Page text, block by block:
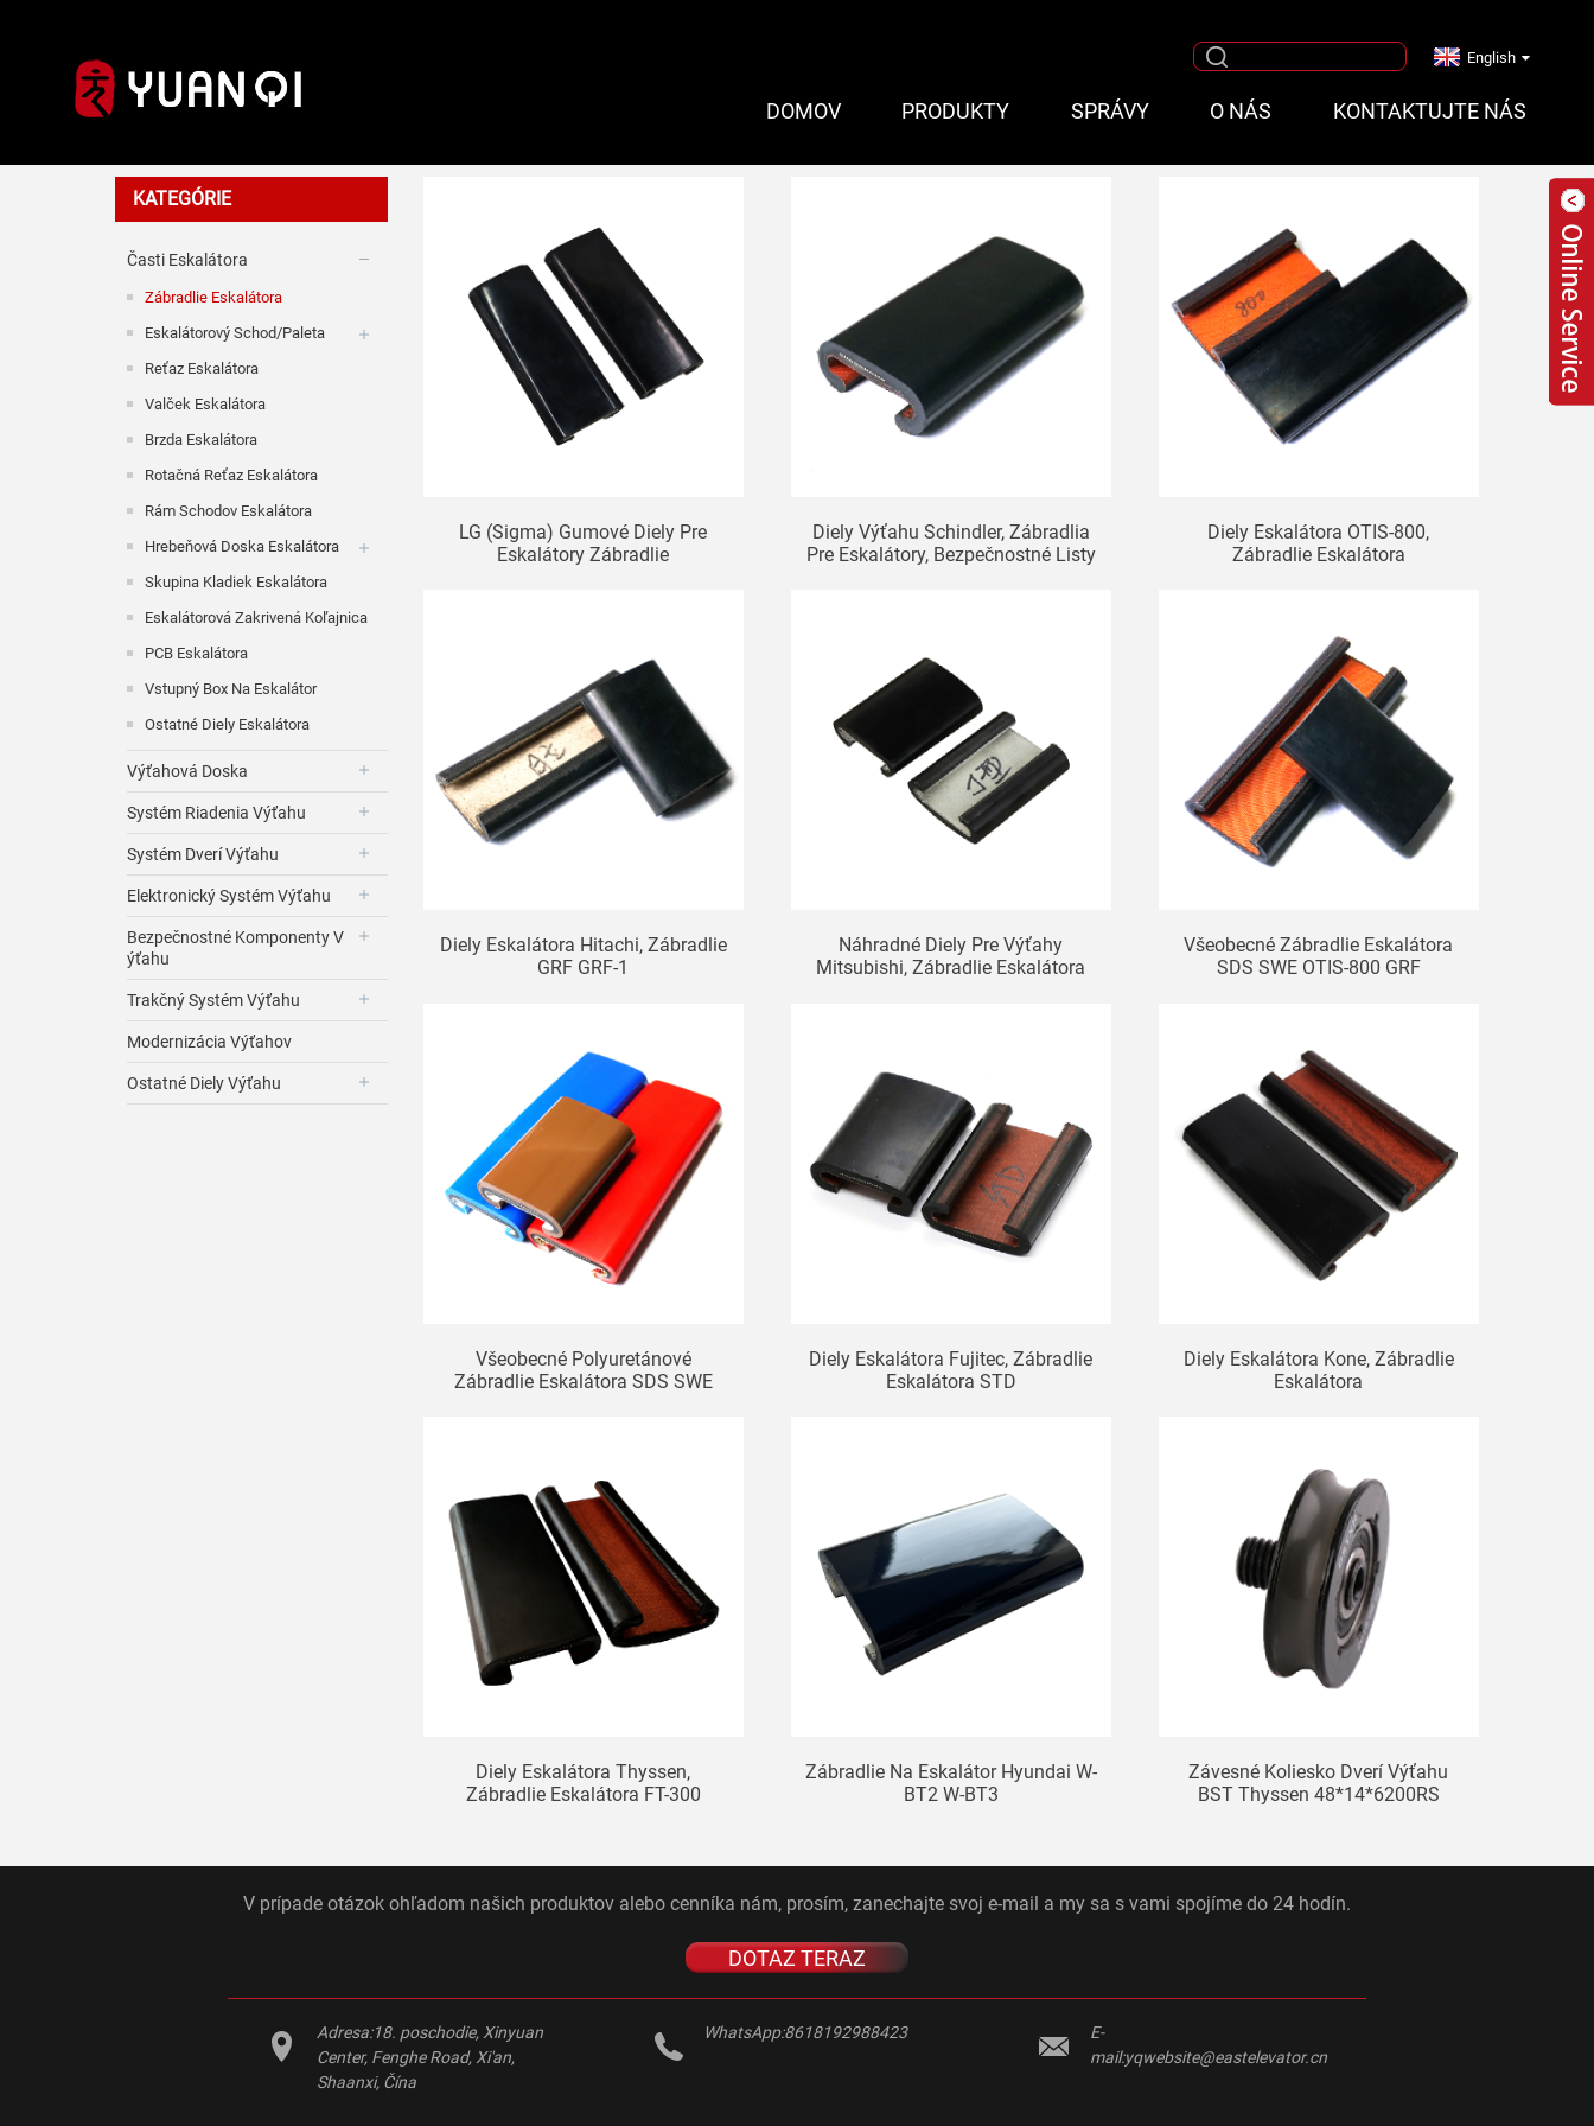
DOMOV PRODUKTY SPRÁVY O NÁS KONTAKTUJTE NÁS
English
KATEGÓRIE
Časti Eskalátora
Zábradlie Eskalátora
Eskalátorový Schod/paleta
Reťaz Eskalátora
Valček Eskalátora
Brzda Eskalátora
Rotačná Reťaz Eskalátora
Rám Schodov Eskalátora
Hrebeňová Doska Eskalátora
Skupina Kladiek Eskalátora
Eskalátorová Zakrivená Koľajnica
PCB Eskalátora
Vstupný Box Na Eskalátor
Ostatné Diely Eskalátora
Výťahová Doska
Systém Riadenia Výťahu
Systém Dverí Výťahu
Elektronický Systém Výťahu
Bezpečnostné Komponenty V
Ýťahu
Trakčný Systém Výťahu
Modernizácia Výťahov
Ostatné Diely Výťahu
LG (Sigma) Gumové Diely Pre
Eskalátory Zábradlie
Diely Výťahu Schindler, Zábradlia
Pre Eskalátory, Bezpečnostné Listy
Diely Eskalátora OTIS-800,
Zábradlie Eskalátora
Diely Eskalátora Hitachi, Zábradlie
GRF GRF-1
Náhradné Diely Pre Výťahy
Mitsubishi, Zábradlie Eskalátora
Všeobecné Zábradlie Eskalátora
SDS SWE OTIS-800 GRF
Všeobecné Polyuretánové
Zábradlie Eskalátora SDS SWE
Diely Eskalátora Fujitec, Zábradlie
Eskalátora STD
Diely Eskalátora Kone, Zábradlie
Eskalátora
Diely Eskalátora Thyssen,
Zábradlie Eskalátora FT-300
Zábradlie Na Eskalátor Hyundai W-
BT2 W-BT3
Závesné Koliesko Dverí Výťahu
BST Thyssen 48*14*6200RS
V prípade otázok ohľadom našich produktov alebo cenníka nám, prosím, zanechajte svoj e-mail a my sa s vami spojíme do 24 hodín.
DOTAZ TERAZ
Adresa:18. poschodie, Xinyuan
Center, Fenghe Road, Xi'an,
Shaanxi, Čína
WhatsApp:8618192988423
E-
mail:yqwebsite@eastelevator.cn